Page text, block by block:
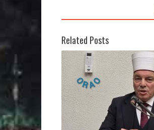
Related Posts